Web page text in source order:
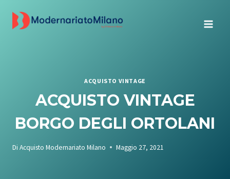
ACQUISTO VINTAGE
ACQUISTO VINTAGE
BORGO DEGLI ORTOLANI
Di Acquisto Modernariato Milano Maggio 27, 2021